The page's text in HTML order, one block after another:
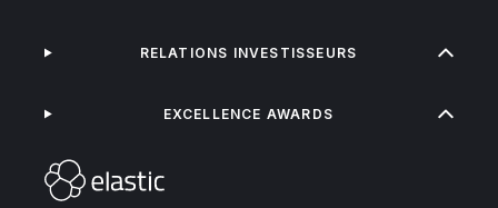
RELATIONS INVESTISSEURS
EXCELLENCE AWARDS